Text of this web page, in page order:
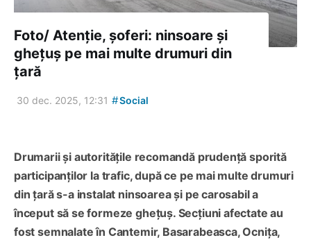
Foto/ Atenție, șoferi: ninsoare și
ghețuș pe mai multe drumuri din
țară
30 dec. 2025, 12:31 #Social
Drumarii și autoritățile recomandă prudență sporită
participanților la trafic, după ce pe mai multe drumuri
din țară s-a instalat ninsoarea și pe carosabil a
început să se formeze ghețuș. Secțiuni afectate au
fost semnalate în Cantemir, Basarabeasca, Ocnița,